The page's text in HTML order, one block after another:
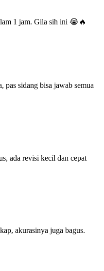
1 jam. Gila sih ini 😭🔥
pas sidang bisa jawab semua
ada revisi kecil dan cepat
akurasinya juga bagus.